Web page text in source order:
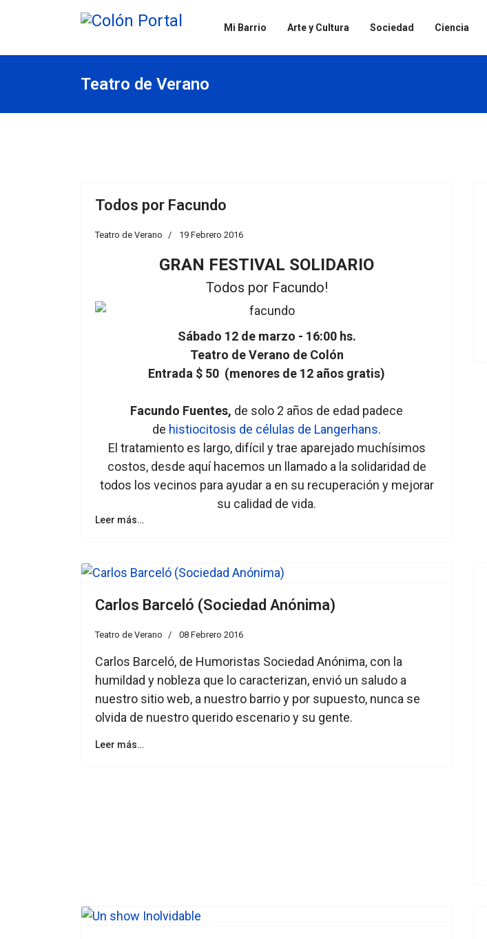
Mi Barrio Arte y Cultura Sociedad Ciencia
Teatro de Verano
Todos por Facundo
Teatro de Verano 19 Febrero 2016
GRAN FESTIVAL SOLIDARIO
Todos por Facundo!
Sábado 12 de marzo - 16:00 hs.
Teatro de Verano de Colón
Entrada $ 50 (menores de 12 años gratis)
Facundo Fuentes, de solo 2 años de edad padece
de histiocitosis de células de Langerhans.
El tratamiento es largo, difícil y trae aparejado muchísimos
costos, desde aquí hacemos un llamado a la solidaridad de
todos los vecinos para ayudar a en su recuperación y mejorar
su calidad de vida.
Leer más…
Carlos Barceló (Sociedad Anónima)
Teatro de Verano 08 Febrero 2016
Carlos Barceló, de Humoristas Sociedad Anónima, con la
humildad y nobleza que lo caracterizan, envió un saludo a
nuestro sitio web, a nuestro barrio y por supuesto, nunca se
olvida de nuestro querido escenario y su gente.
Leer más…